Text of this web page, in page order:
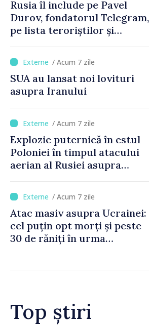
Rusia îl include pe Pavel
Durov, fondatorul Telegram,
pe lista teroriștilor și
/ Acum 7 zile
SUA au lansat noi lovituri
asupra Iranului
/ Acum 7 zile
Explozie puternică în estul
Poloniei în timpul atacului
aerian al Rusiei asupra
/ Acum 7 zile
Atac masiv asupra Ucrainei:
cel puțin opt morți și peste
30 de răniți în urma
Top știri